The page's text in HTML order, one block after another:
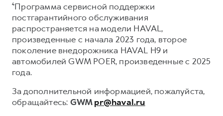
⁴Программа сервисной поддержки
постгарантийного обслуживания
распространяется на модели HAVAL,
произведенные с начала 2023 года, второе
поколение внедорожника HAVAL H9 и
автомобилей GWM POER, произведенные с 2025
года.
За дополнительной информацией, пожалуйста,
обращайтесь: GWMpr@haval.ru